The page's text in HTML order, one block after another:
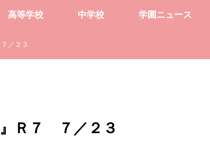
高等学校 中学校 学園ニュース
／２３
Ｒ７ ７／２３